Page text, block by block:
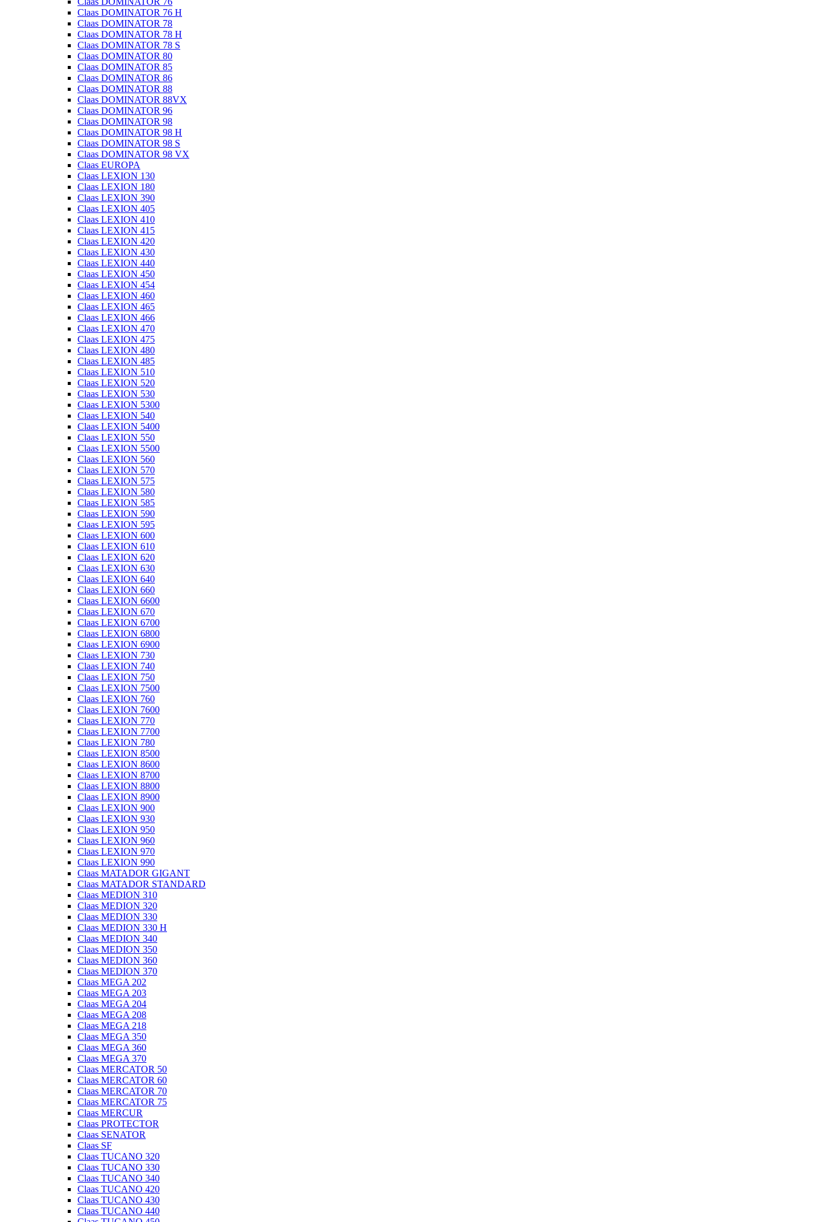
Claas DOMINATOR 76 H
Claas DOMINATOR 78
Claas DOMINATOR 78 H
Claas DOMINATOR 78 S
Claas DOMINATOR 80
Claas DOMINATOR 85
Claas DOMINATOR 86
Claas DOMINATOR 88
Claas DOMINATOR 88VX
Claas DOMINATOR 96
Claas DOMINATOR 98
Claas DOMINATOR 98 H
Claas DOMINATOR 98 S
Claas DOMINATOR 98 VX
Claas EUROPA
Claas LEXION 130
Claas LEXION 180
Claas LEXION 390
Claas LEXION 405
Claas LEXION 410
Claas LEXION 415
Claas LEXION 420
Claas LEXION 430
Claas LEXION 440
Claas LEXION 450
Claas LEXION 454
Claas LEXION 460
Claas LEXION 465
Claas LEXION 466
Claas LEXION 470
Claas LEXION 475
Claas LEXION 480
Claas LEXION 485
Claas LEXION 510
Claas LEXION 520
Claas LEXION 530
Claas LEXION 5300
Claas LEXION 540
Claas LEXION 5400
Claas LEXION 550
Claas LEXION 5500
Claas LEXION 560
Claas LEXION 570
Claas LEXION 575
Claas LEXION 580
Claas LEXION 585
Claas LEXION 590
Claas LEXION 595
Claas LEXION 600
Claas LEXION 610
Claas LEXION 620
Claas LEXION 630
Claas LEXION 640
Claas LEXION 660
Claas LEXION 6600
Claas LEXION 670
Claas LEXION 6700
Claas LEXION 6800
Claas LEXION 6900
Claas LEXION 730
Claas LEXION 740
Claas LEXION 750
Claas LEXION 7500
Claas LEXION 760
Claas LEXION 7600
Claas LEXION 770
Claas LEXION 7700
Claas LEXION 780
Claas LEXION 8500
Claas LEXION 8600
Claas LEXION 8700
Claas LEXION 8800
Claas LEXION 8900
Claas LEXION 900
Claas LEXION 930
Claas LEXION 950
Claas LEXION 960
Claas LEXION 970
Claas LEXION 990
Claas MATADOR GIGANT
Claas MATADOR STANDARD
Claas MEDION 310
Claas MEDION 320
Claas MEDION 330
Claas MEDION 330 H
Claas MEDION 340
Claas MEDION 350
Claas MEDION 360
Claas MEDION 370
Claas MEGA 202
Claas MEGA 203
Claas MEGA 204
Claas MEGA 208
Claas MEGA 218
Claas MEGA 350
Claas MEGA 360
Claas MEGA 370
Claas MERCATOR 50
Claas MERCATOR 60
Claas MERCATOR 70
Claas MERCATOR 75
Claas MERCUR
Claas PROTECTOR
Claas SENATOR
Claas SF
Claas TUCANO 320
Claas TUCANO 330
Claas TUCANO 340
Claas TUCANO 420
Claas TUCANO 430
Claas TUCANO 440